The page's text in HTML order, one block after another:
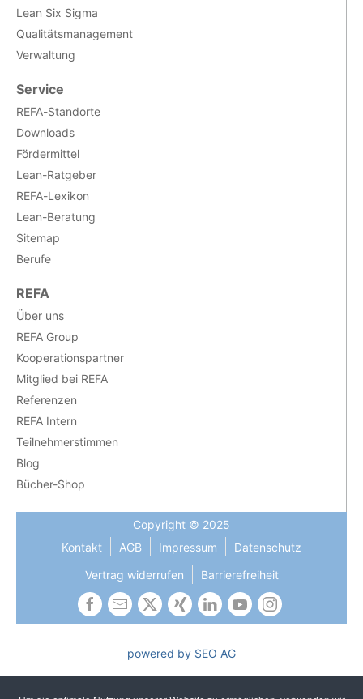
Lean Six Sigma
Qualitätsmanagement
Verwaltung
Service
REFA-Standorte
Downloads
Fördermittel
Lean-Ratgeber
REFA-Lexikon
Lean-Beratung
Sitemap
Berufe
REFA
Über uns
REFA Group
Kooperationspartner
Mitglied bei REFA
Referenzen
REFA Intern
Teilnehmerstimmen
Blog
Bücher-Shop
Copyright © 2025
Kontakt
AGB Impressum
Datenschutz
Vertrag widerrufen
Barrierefreiheit
powered by SEO AG